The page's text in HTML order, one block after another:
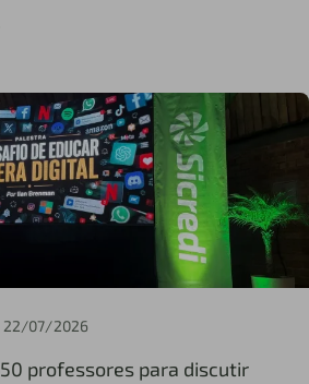
22/07/2026
professores para discutir